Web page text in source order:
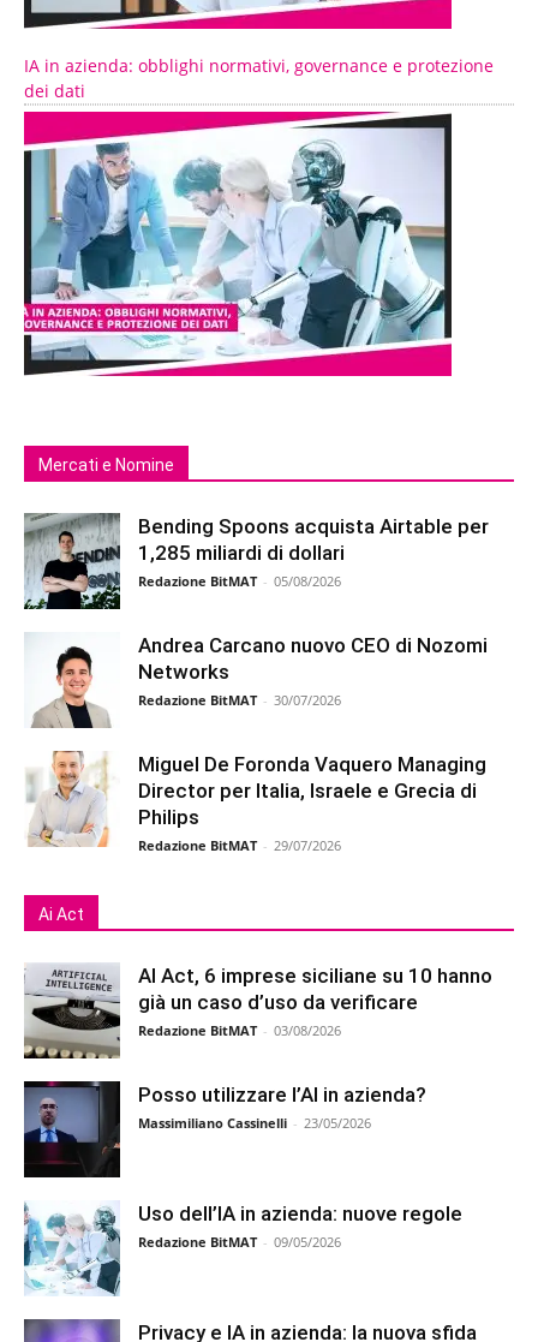
IA in azienda: obblighi normativi, governance e protezione
dei dati
Mercati e Nomine
Bending Spoons acquista Airtable per
1,285 miliardi di dollari
Redazione BitMAT - 05/08/2026
Andrea Carcano nuovo CEO di Nozomi
Networks
Redazione BitMAT - 30/07/2026
Miguel De Foronda Vaquero Managing
Director per Italia, Israele e Grecia di
Philips
Redazione BitMAT - 29/07/2026
Ai Act
AI Act, 6 imprese siciliane su 10 hanno
già un caso d’uso da verificare
Redazione BitMAT - 03/08/2026
Posso utilizzare l’AI in azienda?
Massimiliano Cassinelli - 23/05/2026
Uso dell’IA in azienda: nuove regole
Redazione BitMAT - 09/05/2026
Privacy e IA in azienda: la nuova sfida